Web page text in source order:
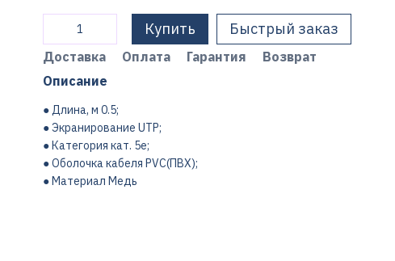
Купить Быстрый заказ
Доставка Оплата Гарантия
Возврат
Описание
● Длина, м 0.5;
● Экранирование UTP;
● Категория кат. 5e;
● Оболочка кабеля PVC(ПВХ);
● Материал Медь